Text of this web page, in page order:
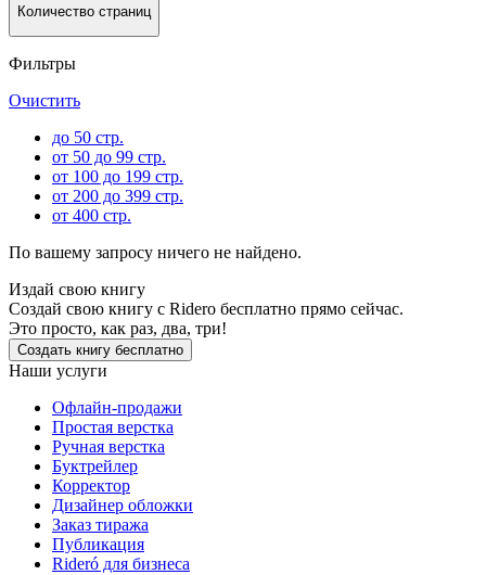
Количество страниц
Фильтры
Очистить
до 50 стр.
от 50 до 99 стр.
от 100 до 199 стр.
от 200 до 399 стр.
от 400 стр.
По вашему запросу ничего не найдено.
Издай свою книгу
Создай свою книгу с Ridero бесплатно прямо сейчас.
Это просто, как раз, два, три!
Создать книгу бесплатно
Наши услуги
Офлайн-продажи
Простая верстка
Ручная верстка
Буктрейлер
Корректор
Дизайнер обложки
Заказ тиража
Публикация
Rideró для бизнеса